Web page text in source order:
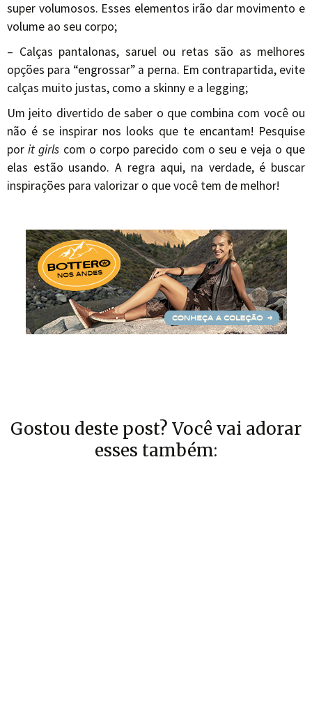
super volumosos. Esses elementos irão dar movimento e
volume ao seu corpo;
– Calças pantalonas, saruel ou retas são as melhores
opções para “engrossar” a perna. Em contrapartida, evite
calças muito justas, como a skinny e a legging;
Um jeito divertido de saber o que combina com você ou
não é se inspirar nos looks que te encantam! Pesquise
porit girls com o corpo parecido com o seu e veja o que
elas estão usando. A regra aqui, na verdade, é buscar
inspirações para valorizar o que você tem de melhor!
Gostou deste post? Você vai adorar
esses também: